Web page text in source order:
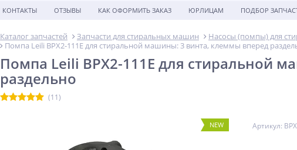
КОНТАКТЫ ОТЗЫВЫ КАК ОФОРМИТЬ ЗАКАЗ ЮРЛИЦАМ ПОДБОР
Каталог запчастей Запчасти для стиральных машин
Насосы (помпы) для
Помпа Leili BPX2-111E для стиральной машины: 3 винта, клеммы вперед
Помпа Leili BPX2-111E для стиральной
раздельно
(11)
NEW Артикул: